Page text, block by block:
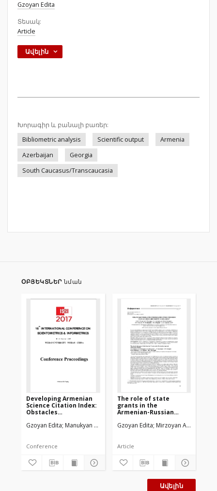
Gzoyan Edita
Տեսակ:
Article
Ավելին
Խորագիր և բանալի բառեր:
Bibliometric analysis
Scientific output
Armenia
Azerbaijan
Georgia
South Caucasus/Transcaucasia
ՕԲՅԵԿՏՆԵՐ նման
Developing Armenian
Science Citation Index:
Obstacles
Gzoyan Edita Manukyan Aram Sargsyan Shushanik
Conference
The role of state
grants in the
Armenian-Russian
development:bibliometric
Gzoyan Edita Mirzoyan Aram
Article
Ավելին